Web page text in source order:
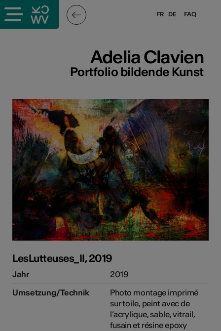
Kunst
FAQ
FR DE
Adelia Clavien
Portfolio bildende Kunst
LesLutteuses_II, 2019
Jahr
2019
Umsetzung/Technik
Photo montage imprimé
sur toile, peint avec de
l’acrylique, sable, vitrail,
fusain et résine epoxy